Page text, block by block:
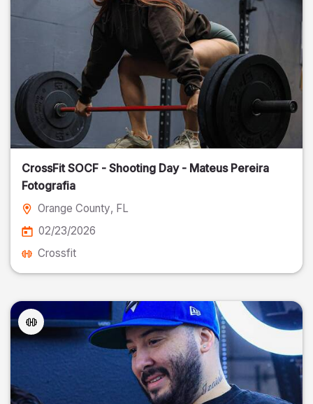
CrossFit SOCF - Shooting Day - Mateus Pereira
Fotografia
Orange County, FL
02/23/2026
Crossfit